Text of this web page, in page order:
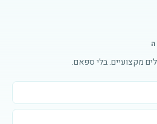
מקצועיים. בלי ספאם.